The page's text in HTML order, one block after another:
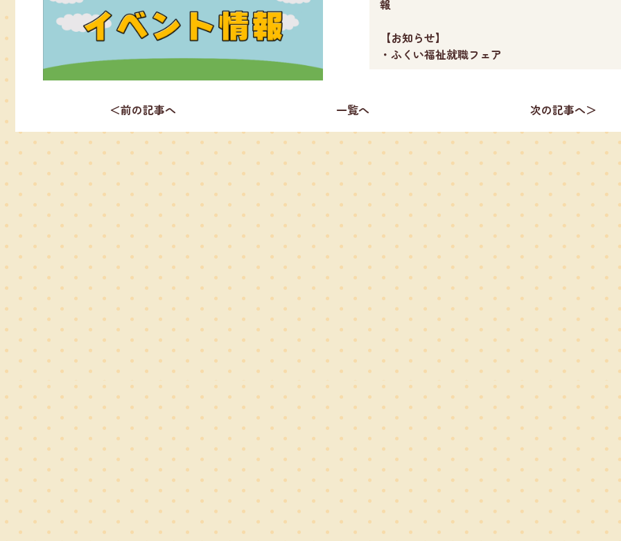
報
【お知らせ】
・ふくい福祉就職フェア
＜前の記事へ 一覧へ 次の記事へ＞